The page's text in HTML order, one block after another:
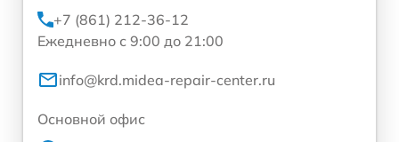
+7 (861) 212-36-12
Ежедневно с 9:00 до 21:00
info@krd.midea-repair-center.ru
Основной офис